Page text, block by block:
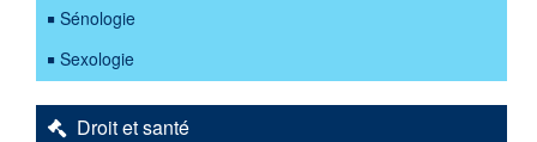
Sénologie
Sexologie
Droit et santé